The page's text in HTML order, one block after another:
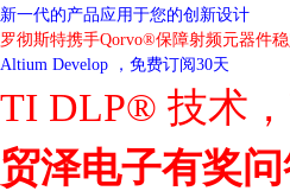
新一代的产品应用于您的创新设计
罗彻斯特携手Qorvo®保障射频元器件
Altium Develop ，免费订阅30天
TI DLP® 技术
贸泽电子有奖